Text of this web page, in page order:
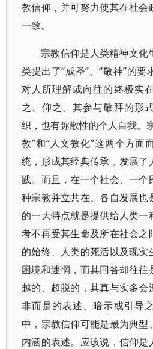
教信仰，并可努力使其在社会
一致。
宗教信仰是人类精神文化
类提出了“成圣”、“敬神”的
对人所理解或向往的终极实
之、仰之。其参与敬拜的形
织，也有弥散性的个人自我。
教”和“人文教化”这两个方面
统，形成其经典传承，发展了
践。而且，在一个社会、一个
种宗教并立共在、各自发展也
的一大特点就是提供给人类一
考不再受其生命及所在社会之
的始终、人类的死活以及现实
困境和迷惘，而其回答却往往
越的、超脱的，其真与实多
非而是的表述、暗示或引导
中，宗教信仰可能是最为典型
内涵的表述。应该说，信仰是